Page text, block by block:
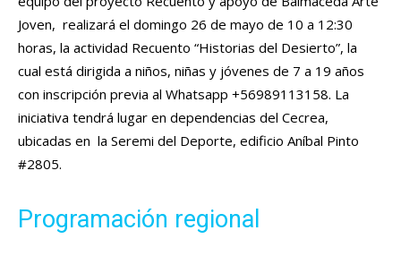
Joven, realizará el domingo 26 de mayo de 10 a 12:30
horas, la actividad Recuento “Historias del Desierto”, la
cual está dirigida a niños, niñas y jóvenes de 7 a 19 años
con inscripción previa al Whatsapp +56989113158. La
iniciativa tendrá lugar en dependencias del Cecrea,
ubicadas en la Seremi del Deporte, edificio Aníbal Pinto
#2805.
Programación regional